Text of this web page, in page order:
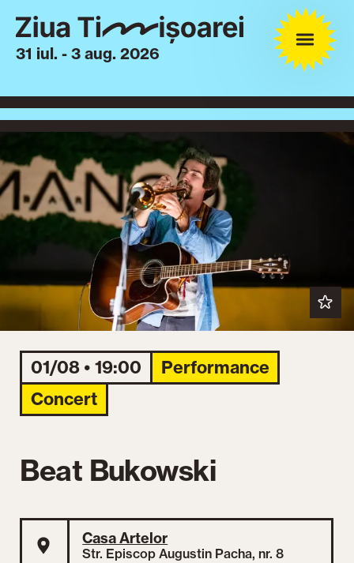
31 iul. - 3 aug. 2026
01/08 • 19:00
Performance
Concert
Beat Bukowski
Casa Artelor
Str. Episcop Augustin Pacha, nr. 8